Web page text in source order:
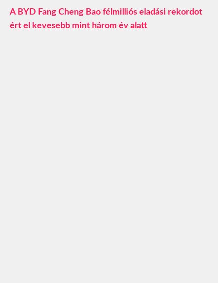
A BYD Fang Cheng Bao félmilliós eladási rekordot
ért el kevesebb mint három év alatt